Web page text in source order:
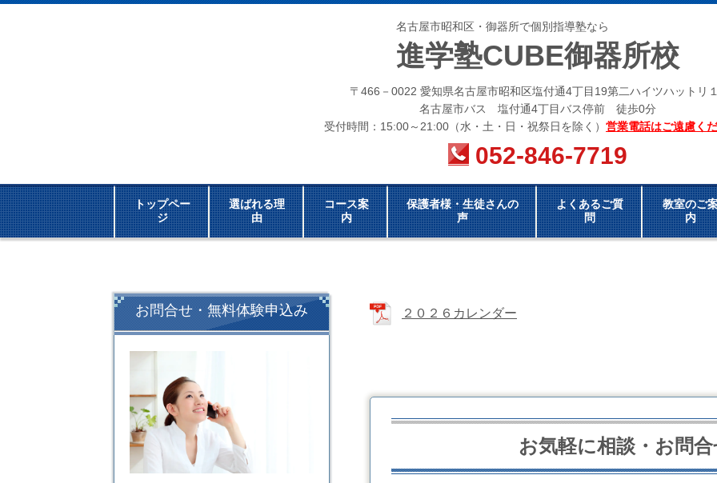
名古屋市昭和区・御器所で個別指導塾なら
進学塾CUBE御器所校
〒466－0022 愛知県名古屋市昭和区塩付通4丁目19第二ハイツハットリ
名古屋市バス 塩付通4丁目バス停前 徒歩0分
受付時間：15:00～21:00（水・土・日・祝祭日を除く） 営業電話はご遠慮く
052-846-7719
トップペー
ジ
選ばれる理
由
コース案
内
保護者様・生徒さんの
声
よくあるご質
問
教室のご
内
２０２６カレンダー
お気軽に相談・お問
お問合せ・無料体験申込み